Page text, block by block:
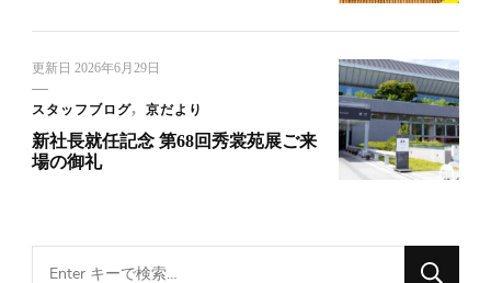
更新日 2026年6月29日
スタッフブログ 京だより
新社長就任記念 第68回秀裳苑展ご来
場の御礼